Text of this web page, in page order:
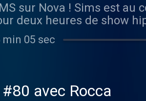
sur Nova ! Sims est
deux heures de show
du rappeur de « Splifton
min 05 sec
avec Rocca